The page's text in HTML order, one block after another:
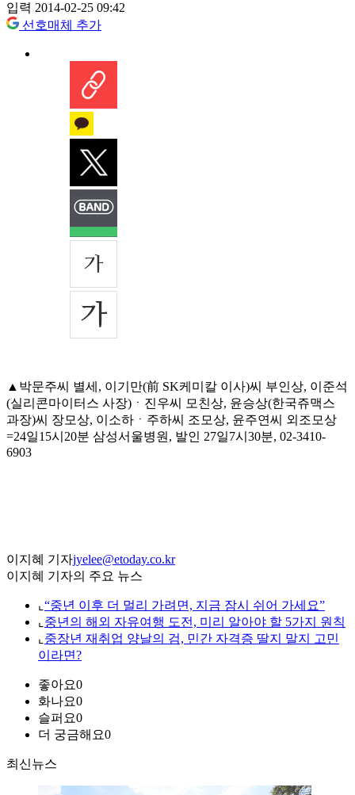
입력 2014-02-25 09:42
선호매체 추가
▲박문주씨 별세, 이기만(前 SK케미칼 이사)씨 부인상, 이준석
(실리콘마이터스 사장)ㆍ진우씨 모친상, 윤승상(한국쥬맥스
과장)씨 장모상, 이소하ㆍ주하씨 조모상, 윤주연씨 외조모상
=24일15시20분 삼성서울병원, 발인 27일7시30분, 02-3410-
6903
이지혜 기자jyelee@etoday.co.kr
이지혜 기자의 주요 뉴스
⌞ “중년 이후 더 멀리 가려면, 지금 잠시 쉬어 가세요”
⌞ 중년의 해외 자유여행 도전, 미리 알아야 할 5가지 원칙
⌞ 중장년 재취업 양날의 검, 민간 자격증 딸지 말지 고민
이라면?
좋아요0
화나요0
슬퍼요0
더 궁금해요0
최신뉴스